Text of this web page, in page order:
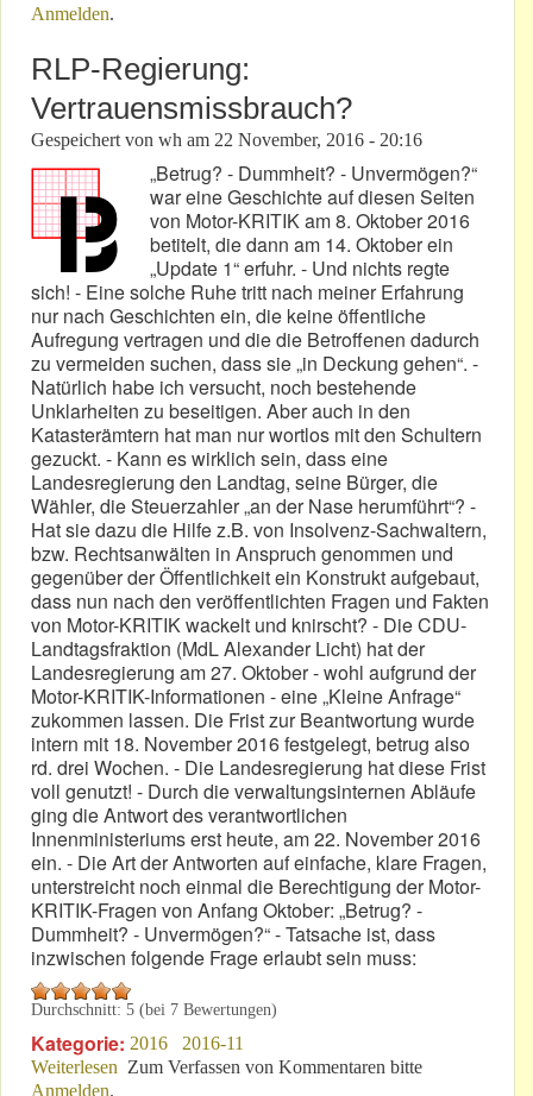
Anmelden.
RLP-Regierung:
Vertrauensmissbrauch?
Gespeichert von wh am 22 November, 2016 - 20:16
„Betrug? - Dummheit? - Unvermögen?“
war eine Geschichte auf diesen Seiten
von Motor-KRITIK am 8. Oktober 2016
betitelt, die dann am 14. Oktober ein
„Update 1“ erfuhr. - Und nichts regte
sich! - Eine solche Ruhe tritt nach meiner Erfahrung
nur nach Geschichten ein, die keine öffentliche
Aufregung vertragen und die die Betroffenen dadurch
zu vermeiden suchen, dass sie „in Deckung gehen“. -
Natürlich habe ich versucht, noch bestehende
Unklarheiten zu beseitigen. Aber auch in den
Katasterämtern hat man nur wortlos mit den Schultern
gezuckt. - Kann es wirklich sein, dass eine
Landesregierung den Landtag, seine Bürger, die
Wähler, die Steuerzahler „an der Nase herumführt“? -
Hat sie dazu die Hilfe z.B. von Insolvenz-Sachwaltern,
bzw. Rechtsanwälten in Anspruch genommen und
gegenüber der Öffentlichkeit ein Konstrukt aufgebaut,
dass nun nach den veröffentlichten Fragen und Fakten
von Motor-KRITIK wackelt und knirscht? - Die CDU-
Landtagsfraktion (MdL Alexander Licht) hat der
Landesregierung am 27. Oktober - wohl aufgrund der
Motor-KRITIK-Informationen - eine „Kleine Anfrage“
zukommen lassen. Die Frist zur Beantwortung wurde
intern mit 18. November 2016 festgelegt, betrug also
rd. drei Wochen. - Die Landesregierung hat diese Frist
voll genutzt! - Durch die verwaltungsinternen Abläufe
ging die Antwort des verantwortlichen
Innenministeriums erst heute, am 22. November 2016
ein. - Die Art der Antworten auf einfache, klare Fragen,
unterstreicht noch einmal die Berechtigung der Motor-
KRITIK-Fragen von Anfang Oktober: „Betrug? -
Dummheit? - Unvermögen?“ - Tatsache ist, dass
inzwischen folgende Frage erlaubt sein muss:
Durchschnitt: 5 (bei 7 Bewertungen)
Kategorie: 2016
2016-11
Weiterlesen über RLP-Regierung: Vertrauensmissbrauch?
Zum Verfassen von Kommentaren bitte
Anmelden.